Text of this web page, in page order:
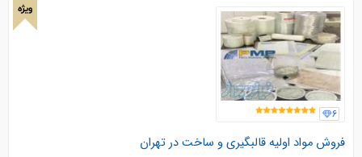
ویژه
6
فروش مواد اولیه قالبگیری و ساخت در تهران